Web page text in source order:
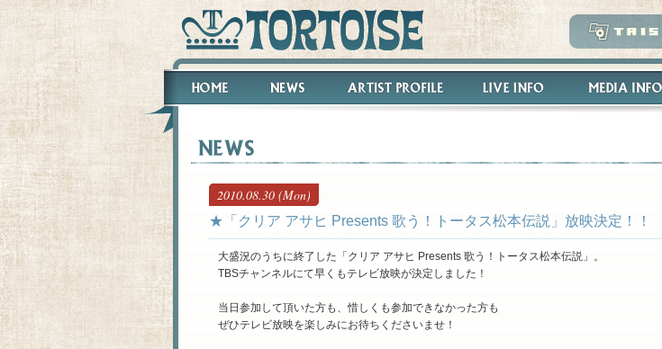
2010.08.30 (Mon)
★「クリア アサヒ Presents 歌う！トータス松本伝説」放映決定！！
大盛況のうちに終了した「クリア アサヒ Presents 歌う！トータス松本伝説」。
TBSチャンネルにて早くもテレビ放映が決定しました！
当日参加して頂いた方も、惜しくも参加できなかった方も
ぜひテレビ放映を楽しみにお待ちくださいませ！